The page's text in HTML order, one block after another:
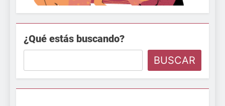
¿Qué estás buscando?
BUSCAR